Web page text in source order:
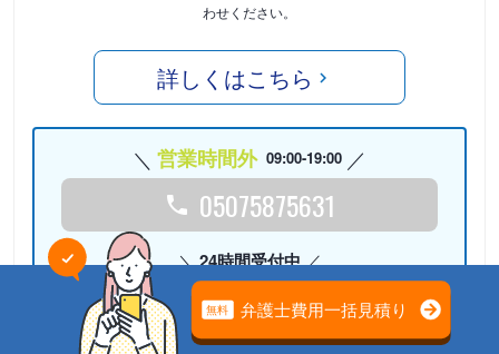
わせください。
詳しくはこちら
営業時間外 09:00-19:00
05075875631
24時間受付中
Webで相談